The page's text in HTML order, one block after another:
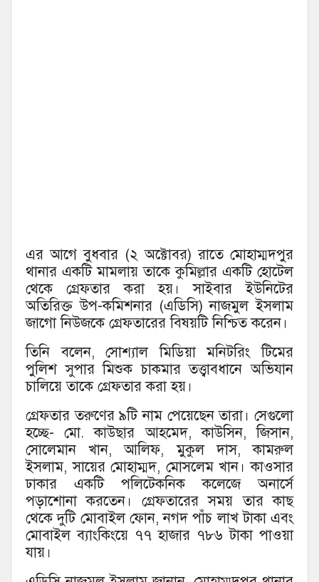
এর আগে বুধবার (২ অক্টোবর) রাতে মোহাম্মদপুর
থানার একটি মামলায় তাকে কুমিল্লার একটি হোটেল
থেকে গ্রেফতার করা হয়। সাইবার ইউনিটের
অতিরিক্ত উপ-কমিশনার (এডিসি) নাজমুল ইসলাম
জাগো নিউজকে গ্রেফতারের বিষয়টি নিশ্চিত করেন।
তিনি বলেন, সোশ্যাল মিডিয়া মনিটরিং টিমের
পুলিশ সুপার মিশুক চাকমার তত্ত্বাবধানে অভিযান
চালিয়ে তাকে গ্রেফতার করা হয়।
গ্রেফতার তরুণের ৯টি নাম পেয়েছেন তারা। সেগুলো
হচ্ছে- মো. কাউছার আহমেদ, কাউসিন, জিসান,
সোলেমান খান, আলিফ, মুকুল দাস, কামরুল
ইসলাম, সায়ের মোহাম্মদ, মোসলেম খান। কাওসার
ঢাকার একটি পলিটেকনিক কলেজে অনার্সে
পড়াশোনা করতেন। গ্রেফতারের সময় তার কাছ
থেকে দুটি মোবাইল ফোন, নগদ পাঁচ লাখ টাকা এবং
মোবাইল ব্যাংকিংয়ে ৭৭ হাজার ৭৮৬ টাকা পাওয়া
যায়।